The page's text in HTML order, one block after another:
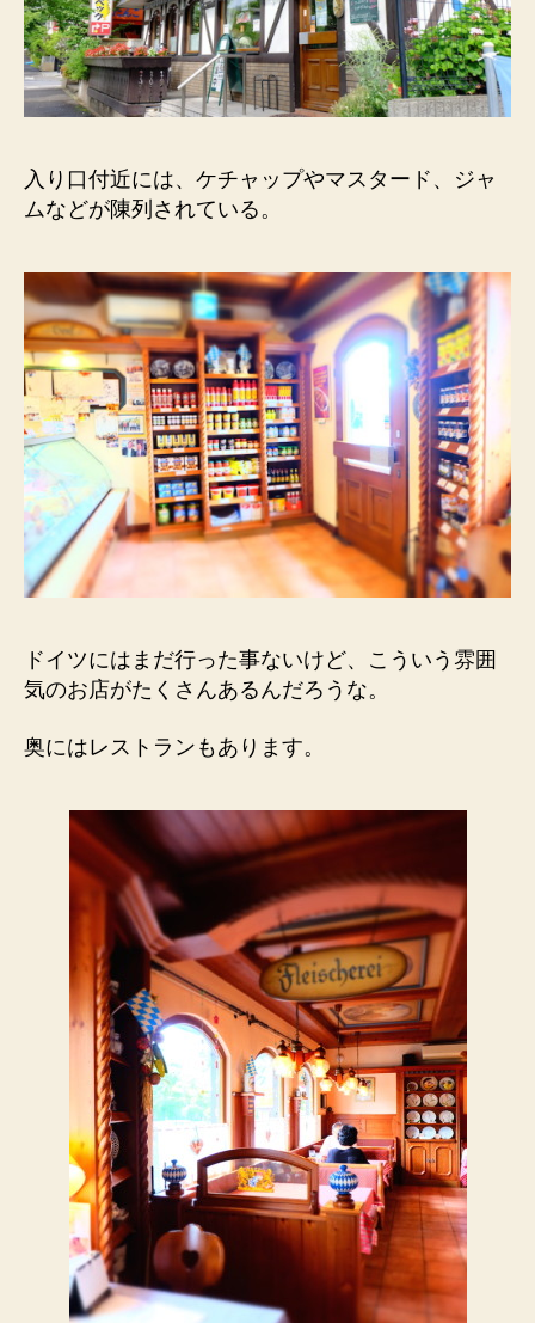
入り口付近には、ケチャップやマスタード、ジャ
ムなどが陳列されている。
ドイツにはまだ行った事ないけど、こういう雰囲
気のお店がたくさんあるんだろうな。
奥にはレストランもあります。